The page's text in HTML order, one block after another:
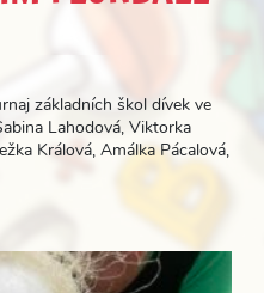
základních škol dívek ve
Lahodová, Viktorka
Králová, Amálka Pácalová,